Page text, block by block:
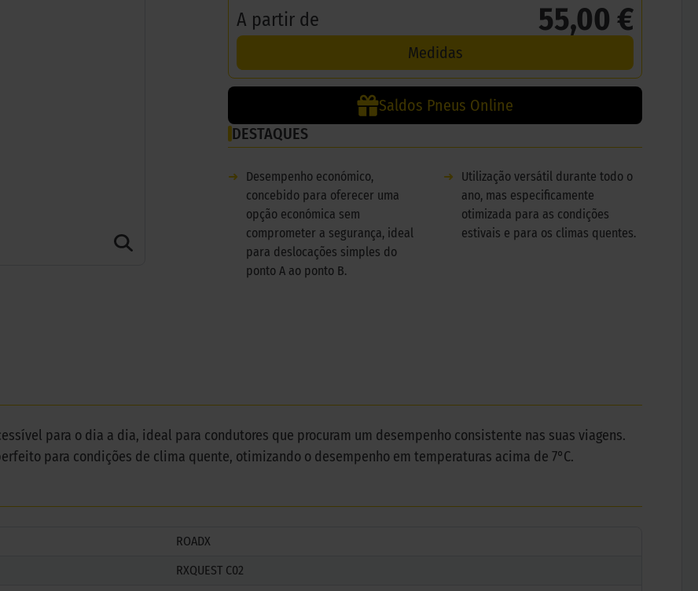
A partir de 55,00 €
Medidas
Saldos Pneus Online
DESTAQUES
➜
Desempenho económico,
concebido para oferecer uma
opção económica sem
comprometer a segurança, ideal
para deslocações simples do
ponto A ao ponto B.
➜
Utilização versátil durante todo o
ano, mas especificamente
otimizada para as condições
estivais e para os climas quentes.
para o dia a dia, ideal para condutores que procuram um desempenho consistente nas suas viagens.
para condições de clima quente, otimizando o desempenho em temperaturas acima de 7°C.
ROADX
RXQUEST C02